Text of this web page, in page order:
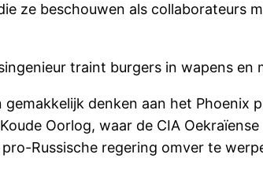
ze beschouwen als collaborateurs
traint burgers in wapens
denken aan het Phoenix
Oorlog, waar de CIA
Russische regering omver te